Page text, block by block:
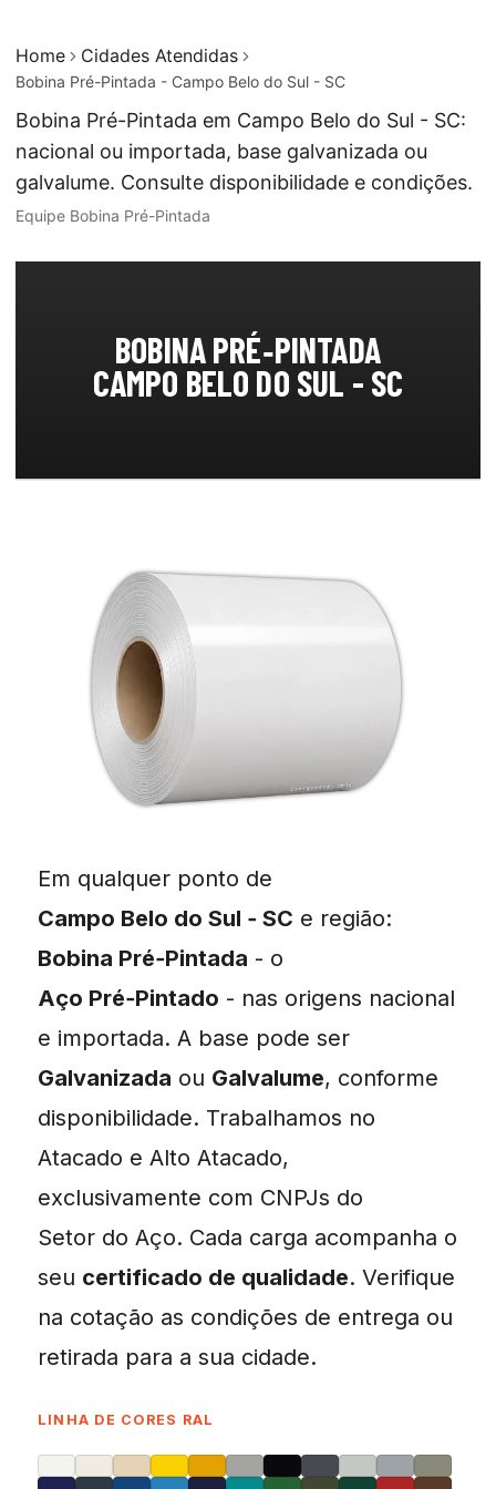
Home Cidades Atendidas
Bobina Pré-Pintada - Campo Belo do Sul - SC
Bobina Pré-Pintada em Campo Belo do Sul - SC:
nacional ou importada, base galvanizada ou
galvalume. Consulte disponibilidade e condições.
Equipe Bobina Pré-Pintada
BOBINA PRÉ‑PINTADA
CAMPO BELO DO SUL - SC
Em qualquer ponto de
Campo Belo do Sul ‑ SC e região:
Bobina Pré‑Pintada - o
Aço Pré‑Pintado - nas origens nacional
e importada. A base pode ser
Galvanizada ou Galvalume, conforme
disponibilidade. Trabalhamos no
Atacado e Alto Atacado,
exclusivamente com CNPJs do
Setor do Aço. Cada carga acompanha o
seu certificado de qualidade. Verifique
na cotação as condições de entrega ou
retirada para a sua cidade.
LINHA DE CORES RAL